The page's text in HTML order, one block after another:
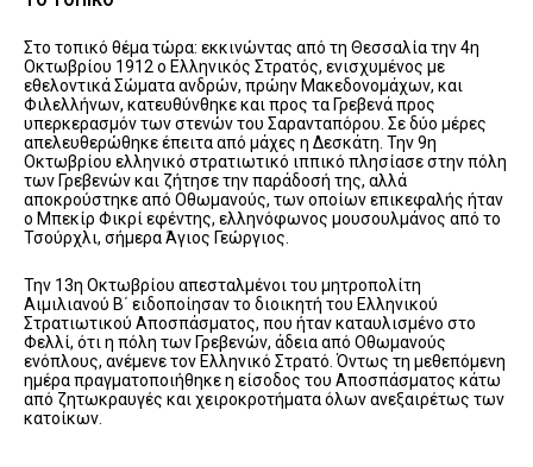
Στο τοπικό θέμα τώρα: εκκινώντας από τη Θεσσαλία την 4η
Οκτωβρίου 1912 ο Ελληνικός Στρατός, ενισχυμένος με
εθελοντικά Σώματα ανδρών, πρώην Μακεδονομάχων, και
Φιλελλήνων, κατευθύνθηκε και προς τα Γρεβενά προς
υπερκερασμόν των στενών του Σαρανταπόρου. Σε δύο μέρες
απελευθερώθηκε έπειτα από μάχες η Δεσκάτη. Την 9η
Οκτωβρίου ελληνικό στρατιωτικό ιππικό πλησίασε στην πόλη
των Γρεβενών και ζήτησε την παράδοσή της, αλλά
αποκρούστηκε από Οθωμανούς, των οποίων επικεφαλής ήταν
ο Μπεκίρ Φικρί εφέντης, ελληνόφωνος μουσουλμάνος από το
Τσούρχλι, σήμερα Άγιος Γεώργιος.
Την 13η Οκτωβρίου απεσταλμένοι του μητροπολίτη
Αιμιλιανού Β΄ ειδοποίησαν το διοικητή του Ελληνικού
Στρατιωτικού Αποσπάσματος, που ήταν καταυλισμένο στο
Φελλί, ότι η πόλη των Γρεβενών, άδεια από Οθωμανούς
ενόπλους, ανέμενε τον Ελληνικό Στρατό. Όντως τη μεθεπόμενη
ημέρα πραγματοποιήθηκε η είσοδος του Αποσπάσματος κάτω
από ζητωκραυγές και χειροκροτήματα όλων ανεξαιρέτως των
κατοίκων.